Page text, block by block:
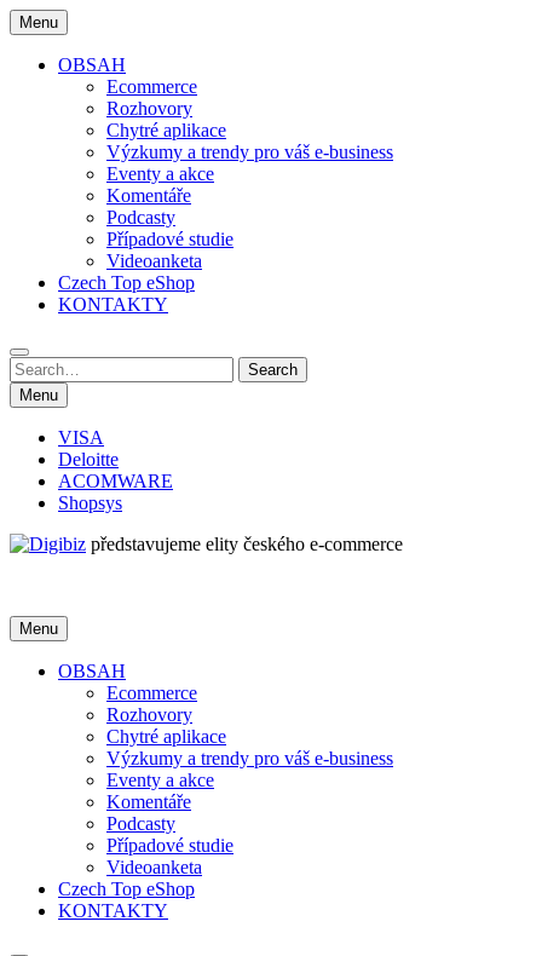
Skip
to
content
Menu
OBSAH
Ecommerce
Rozhovory
Chytré aplikace
Výzkumy a trendy pro váš e-business
Eventy a akce
Komentáře
Podcasty
Případové studie
Videoanketa
Czech Top eShop
KONTAKTY
Search
for:
Search
Menu
VISA
Deloitte
ACOMWARE
Shopsys
představujeme elity českého e-commerce
Menu
OBSAH
Ecommerce
Rozhovory
Chytré aplikace
Výzkumy a trendy pro váš e-business
Eventy a akce
Komentáře
Podcasty
Případové studie
Videoanketa
Czech Top eShop
KONTAKTY